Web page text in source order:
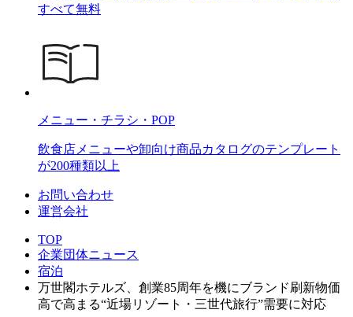
すべて無料
メニュー・チラシ・POP
飲食店メニューや卸向け商品カタログのテンプレート
が200種類以上
お問い合わせ
運営会社
TOP
企業団体ニュース
宿泊
万世閣ホテルズ、創業85周年を機にブランド刷新物価
高で高まる“近場リゾート・三世代旅行”需要に対応